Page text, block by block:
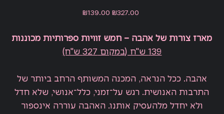
Original
price
₪327.00
Sale
price
₪139.00
מארז צורות של אהבה – חמש זוויות ספרותיות מכוננות
139 ש"ח (במקום 327 ש"ח)
אהבה. ככל הנראה, המכנה המשותף הרחב ביותר של
התרבות האנושית. רגש על־זמני, כלל־אנושי, שלא חדל
ולא יחדל מלהעסיק אותנו. האהבה עוררה אינספור